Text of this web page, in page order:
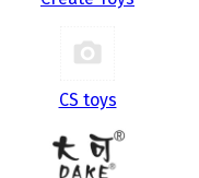
CS toys